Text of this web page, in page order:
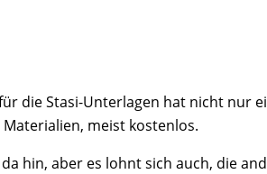
die Stasi-Unterlagen hat nicht nur
meist kostenlos.
hin, aber es lohnt sich auch, die